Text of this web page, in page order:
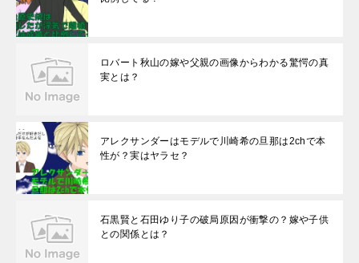
ロバート秋山の嫁や父親の画像からわかる驚愕の真
実とは？
アレクサンダーはモデルで川崎希の旦那は2chで本
性が？実はヤラセ？
石黒賢と石田ゆり子の破局原因が衝撃の？嫁や子供
との関係とは？